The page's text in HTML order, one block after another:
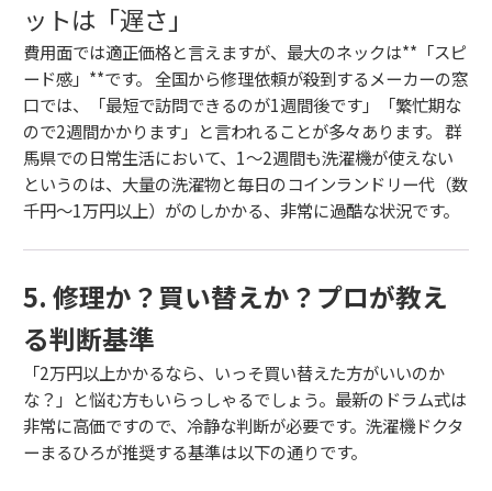
ットは「遅さ」
費用面では適正価格と言えますが、最大のネックは**「スピ
ード感」**です。 全国から修理依頼が殺到するメーカーの窓
口では、「最短で訪問できるのが1週間後です」「繁忙期な
ので2週間かかります」と言われることが多々あります。 群
馬県での日常生活において、1〜2週間も洗濯機が使えない
というのは、大量の洗濯物と毎日のコインランドリー代（数
千円〜1万円以上）がのしかかる、非常に過酷な状況です。
5. 修理か？買い替えか？プロが教え
る判断基準
「2万円以上かかるなら、いっそ買い替えた方がいいのか
な？」と悩む方もいらっしゃるでしょう。最新のドラム式は
非常に高価ですので、冷静な判断が必要です。洗濯機ドクタ
ーまるひろが推奨する基準は以下の通りです。